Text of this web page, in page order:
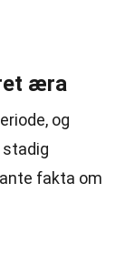
æra
og
fakta om